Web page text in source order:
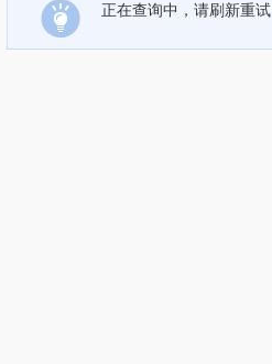
正在查询中，请刷新重试